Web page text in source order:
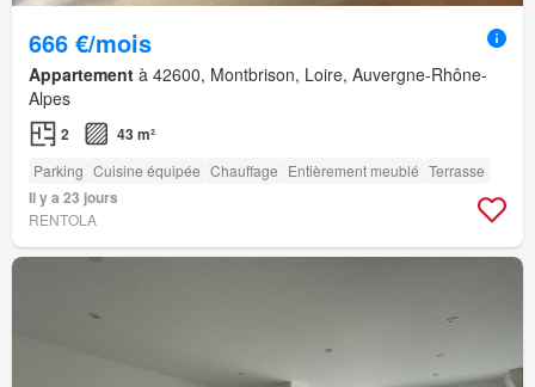
666 €/mois
Appartement à 42600, Montbrison, Loire, Auvergne-Rhône-
Alpes
2 43 m²
Parking Cuisine équipée Chauffage Entièrement meublé Terrasse
Il y a 23 jours
RENTOLA